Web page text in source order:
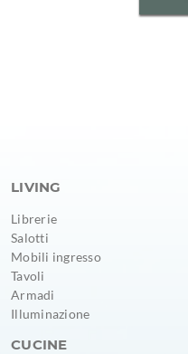
LIVING
Librerie
Salotti
Mobili ingresso
Tavoli
Armadi
Illuminazione
CUCINE